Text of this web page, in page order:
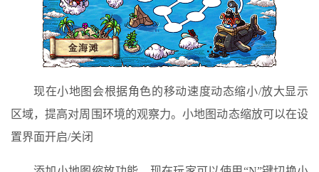
现在小地图会根据角色的移动速度动态缩小/放大显示
区域，提高对周围环境的观察力。小地图动态缩放可以在设
置界面开启/关闭